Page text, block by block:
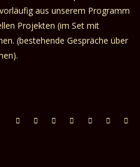
aus unserem Programm
Projekten (im Set mit
(bestehende Gespräche über